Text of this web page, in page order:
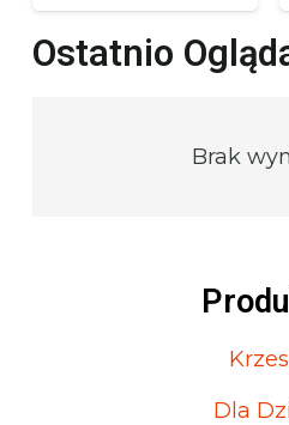
Ostatnio
Brak
Dla